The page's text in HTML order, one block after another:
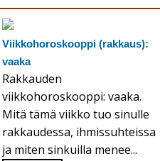
Viikkohoroskooppi (rakkaus):
vaaka
Rakkauden
viikkohoroskooppi: vaaka.
Mitä tämä viikko tuo sinulle
rakkaudessa, ihmissuhteissa
ja miten sinkuilla menee...